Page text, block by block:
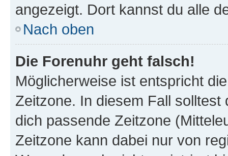
angezeigt. Dort kannst du alle
Nach oben
Die Forenuhr geht falsch!
Möglicherweise ist entspricht
Zeitzone. In diesem Fall solltest
dich passende Zeitzone
Zeitzone kann dabei nur von